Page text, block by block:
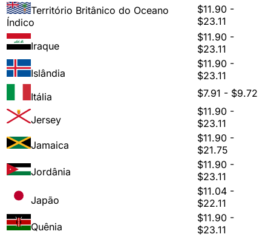
Território Britânico do Oceano
Índico
$11.90 -
$23.11
Iraque
$11.90 -
$23.11
Islândia
$11.90 -
$23.11
Itália
$7.91 - $9.72
Jersey
$11.90 -
$23.11
Jamaica
$11.90 -
$21.75
Jordânia
$11.90 -
$23.11
Japão
$11.04 -
$22.11
Quênia
$11.90 -
$23.11